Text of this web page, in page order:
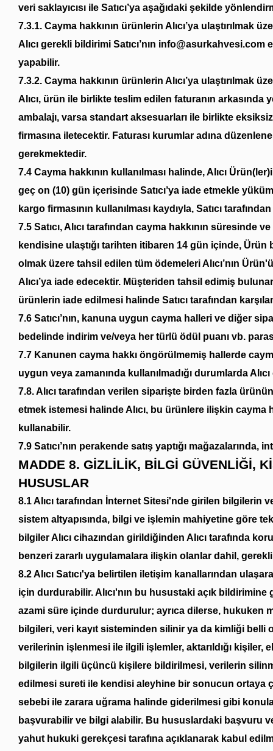
veri saklayıcısı ile Satıcı’ya aşağıdaki şekilde
7.3.1. Cayma hakkının ürünlerin Alıcı’ya ulaştırılmak
Alıcı gerekli bildirimi Satıcı’nın info@asurkahvesi.com
yapabilir.
7.3.2. Cayma hakkının ürünlerin Alıcı’ya ulaştırılmak
Alıcı, ürün ile birlikte teslim edilen faturanın
ambalajı, varsa standart aksesuarları ile birlikte
firmasına iletecektir. Faturası kurumlar adına
gerekmektedir.
7.4 Cayma hakkının kullanılması halinde, Alıcı
geç on (10) gün içerisinde Satıcı’ya iade etmekle
kargo firmasının kullanılması kaydıyla, Satıcı
7.5 Satıcı, Alıcı tarafından cayma hakkının
kendisine ulaştığı tarihten itibaren 14 gün içinde,
olmak üzere tahsil edilen tüm ödemeleri Alıcı’nın
Alıcı’ya iade edecektir. Müşteriden tahsil edimiş
ürünlerin iade edilmesi halinde Satıcı tarafından
7.6 Satıcı’nın, kanuna uygun cayma halleri ve diğer
bedelinde indirim ve/veya her türlü ödül puanı vb.
7.7 Kanunen cayma hakkı öngörülmemiş hallerde
uygun veya zamanında kullanılmadığı durumlarda
7.8. Alıcı tarafından verilen siparişte birden fazla
etmek istemesi halinde Alıcı, bu ürünlere ilişkin
kullanabilir.
7.9 Satıcı’nın perakende satış yaptığı
MADDE 8. GİZLİLİK, BİLGİ GÜVENLİĞİ,
HUSUSLAR
8.1 Alıcı tarafından İnternet Sitesi'nde girilen bilgilerin
sistem altyapısında, bilgi ve işlemin mahiyetine göre
bilgiler Alıcı cihazından girildiğinden Alıcı tarafında
benzeri zararlı uygulamalara ilişkin olanlar dahil,
8.2 Alıcı Satıcı'ya belirtilen iletişim kanallarından
için durdurabilir. Alıcı'nın bu husustaki açık
azami süre içinde durdurulur; ayrıca dilerse, hukuken
bilgileri, veri kayıt sisteminden silinir ya da kimliği belli
verilerinin işlenmesi ile ilgili işlemler, aktarıldığı kişiler,
bilgilerin ilgili üçüncü kişilere bildirilmesi, verilerin
edilmesi sureti ile kendisi aleyhine bir sonucun ortaya
sebebi ile zarara uğrama halinde giderilmesi gibi
başvurabilir ve bilgi alabilir. Bu hususlardaki başvuru
yahut hukuki gerekçesi tarafına açıklanarak kabul